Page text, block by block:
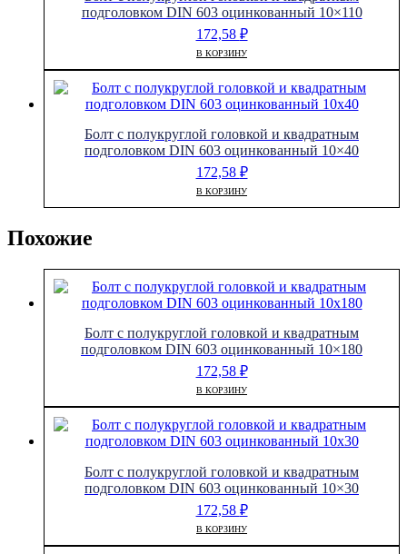
подголовком DIN 603 оцинкованный 10×110
172,58 ₽
В КОРЗИНУ
Болт с полукруглой головкой и квадратным
подголовком DIN 603 оцинкованный 10×40
172,58 ₽
В КОРЗИНУ
Похожие
Болт с полукруглой головкой и квадратным
подголовком DIN 603 оцинкованный 10×180
172,58 ₽
В КОРЗИНУ
Болт с полукруглой головкой и квадратным
подголовком DIN 603 оцинкованный 10×30
172,58 ₽
В КОРЗИНУ